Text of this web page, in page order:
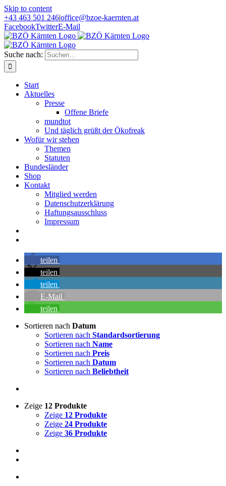
Skip to content
+43 463 501 246|office@bzoe-kaernten.at
FacebookTwitterE-Mail
Suche nach:
Start
Aktuelles
Presse
Offene Briefe
mundtot
Und täglich grüßt der Ökofreak
Wofür wir stehen
Themen
Statuten
Bundesländer
Shop
Kontakt
Mitglied werden
Datenschutzerklärung
Haftungsausschluss
Impressum
teilen
teilen
teilen
E-Mail
teilen
Sortieren nach Datum
Sortieren nach Standardsortierung
Sortieren nach Name
Sortieren nach Preis
Sortieren nach Datum
Sortieren nach Beliebtheit
Zeige 12 Produkte
Zeige 12 Produkte
Zeige 24 Produkte
Zeige 36 Produkte